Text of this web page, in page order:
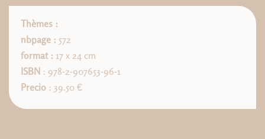
Thèmes :
nbpage : 572
format : 17 x 24 cm
ISBN : 978-2-907653-96-1
Precio : 39.50 €